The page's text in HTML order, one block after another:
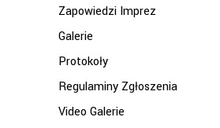
Zapowiedzi Imprez
Galerie
Protokoły
Regulaminy Zgłoszenia
Video Galerie